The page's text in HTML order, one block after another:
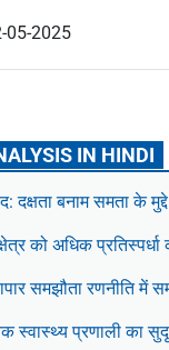
05-2025
IN HINDI
दक्षता बनाम समता के मुद्दे
को अधिक
समझौता रणनीति में
स्वास्थ्य प्रणाली का